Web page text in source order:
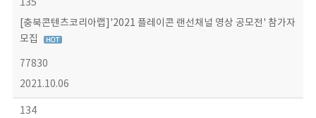
135
[충북콘텐츠코리아랩]'2021 플레이콘 랜선채널 영상 공모전' 참가자
모집
77830
2021.10.06
134